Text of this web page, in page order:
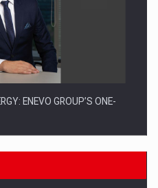
ENEVO GROUP’S ONE-